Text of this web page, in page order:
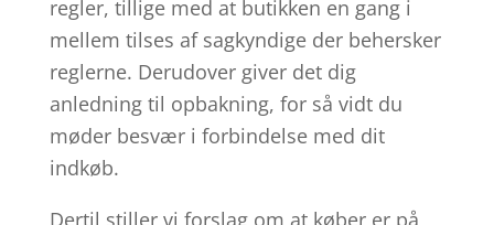
regler, tillige med at butikken en gang i
mellem tilses af sagkyndige der behersker
reglerne. Derudover giver det dig
anledning til opbakning, for så vidt du
møder besvær i forbindelse med dit
indkøb.